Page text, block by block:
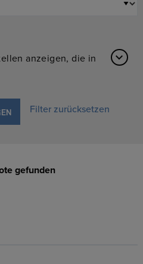
anzeigen, die in
Filter zurücksetzen
gefunden